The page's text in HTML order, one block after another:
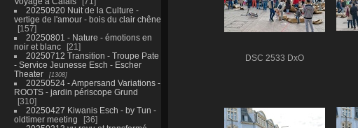
20250920 Nuit de la Culture -
vertige de l'amour - bois du clair chêne
157
20250801 - Nature - émotions en
noir et blanc
21
20250712 Transition - Troupe Pate
- Service Jeunesse Esch - Escher
Theater
1308
20250524 - Ampersand Variations -
ROOTS - jardin périscope Grund
310
20250427 Kiwanis Esch - by Tun -
oldtimer meeting
36
DSC 2533 DxO